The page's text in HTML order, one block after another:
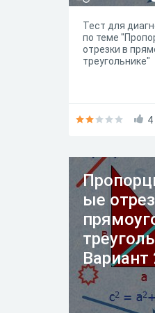
Тест для
по теме
отрезки в
треугольнике"
4
ые
Вариант